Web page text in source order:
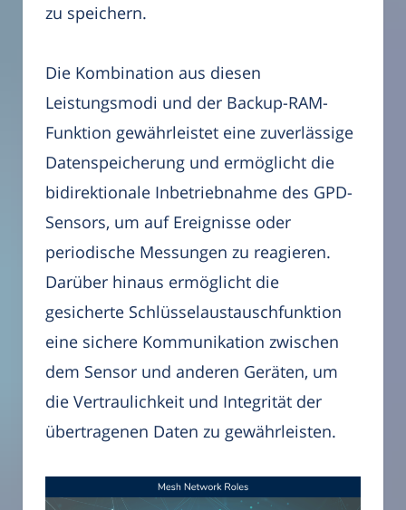
zu speichern.
Die Kombination aus diesen
Leistungsmodi und der Backup-RAM-
Funktion gewährleistet eine zuverlässige
Datenspeicherung und ermöglicht die
bidirektionale Inbetriebnahme des GPD-
Sensors, um auf Ereignisse oder
periodische Messungen zu reagieren.
Darüber hinaus ermöglicht die
gesicherte Schlüsselaustauschfunktion
eine sichere Kommunikation zwischen
dem Sensor und anderen Geräten, um
die Vertraulichkeit und Integrität der
übertragenen Daten zu gewährleisten.